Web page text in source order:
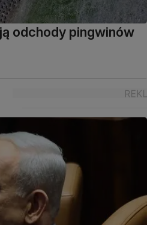
odchody pingwinów